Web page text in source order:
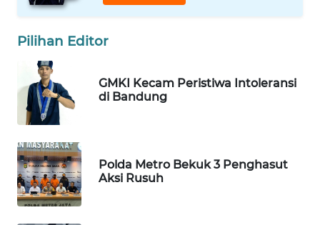
Pilihan Editor
GMKI Kecam Peristiwa Intoleransi
di Bandung
Polda Metro Bekuk 3 Penghasut
Aksi Rusuh
WN
TANJUNG
LESUNG
WN
KARO
WN
SIMALUNGUN
WN
LABUHANBATU